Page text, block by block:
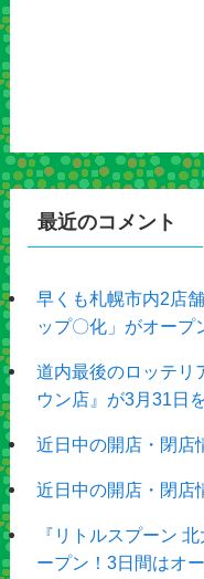
最近のコメント
早くも札幌市内2店
ップ〇化」がオープ
道内最後のロッテリ
ウン店』が3月31日
近日中の開店・閉店
近日中の開店・閉店
『リトルスプーン
ープン！3日間はオ